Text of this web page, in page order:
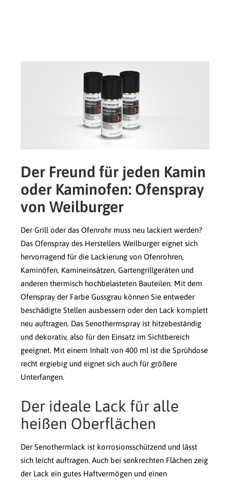
Der Freund für jeden Kamin
oder Kaminofen: Ofenspray
von Weilburger
Der Grill oder das Ofenrohr muss neu lackiert werden?
Das Ofenspray des Herstellers Weilburger eignet sich
hervorragend für die Lackierung von Ofenrohren,
Kaminöfen, Kamineinsätzen, Gartengrillgeräten und
anderen thermisch hochbelasteten Bauteilen. Mit dem
Ofenspray der Farbe Gussgrau können Sie entweder
beschädigte Stellen ausbessern oder den Lack komplett
neu auftragen. Das Senothermspray ist hitzebeständig
und dekorativ, also für den Einsatz im Sichtbereich
geeignet. Mit einem Inhalt von 400 ml ist die Sprühdose
recht ergiebig und eignet sich auch für größere
Unterfangen.
Der ideale Lack für alle
heißen Oberflächen
Der Senothermlack ist korrosionsschützend und lässt
sich leicht auftragen. Auch bei senkrechten Flächen zeig
der Lack ein gutes Haftvermögen und einen